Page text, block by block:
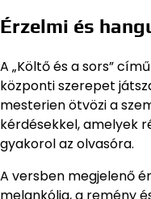
Érzelmi és
A „Költő és a sors”
központi szerepet
mesterien ötvözi a
kérdésekkel, amelyek
gyakorol az olvasóra.
A versben megjelenő
melankólia, a remény